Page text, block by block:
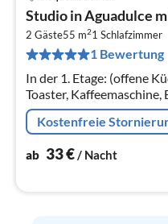
Studio in Aguadulce
2 Gäste55 m21 Schlafzimmer
1 Bewertung
In der 1. Etage: (offene
Toaster, Kaffeemaschine,
Kühlschrank,
Kostenfreie
ab 33€/ Nacht